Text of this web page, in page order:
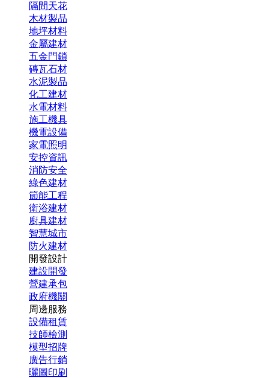
隔間天花
木材製品
地坪材料
金屬建材
五金門鎖
磚瓦石材
水泥製品
化工建材
水電材料
施工機具
機電設備
家電照明
安控資訊
消防安全
綠色建材
節能工程
衛浴建材
廚具建材
智慧城市
防火建材
開發設計
建設開發
營建承包
政府機關
周邊服務
設備租賃
技師檢測
模型招牌
廣告行銷
曬圖印刷